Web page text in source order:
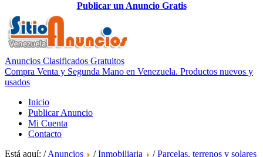
Publicar un Anuncio Gratis
Anuncios Clasificados Gratuitos
Compra Venta y Segunda Mano en Venezuela. Productos nuevos y
usados
Inicio
Publicar Anuncio
Mi Cuenta
Contacto
Está aquí: /Anuncios /Inmobiliaria /Parcelas, terrenos y solares